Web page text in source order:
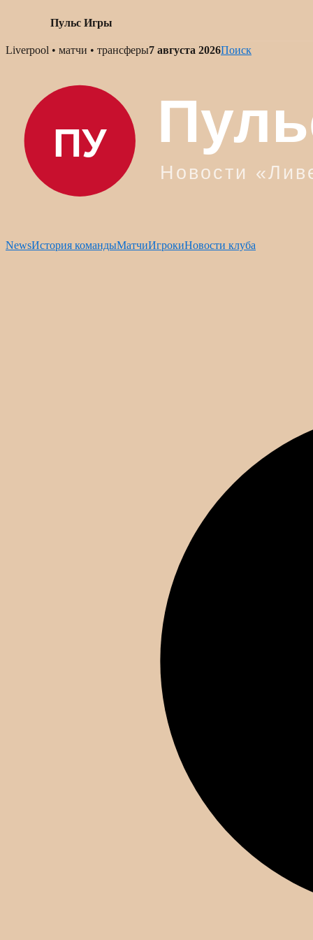
Пульс Игры
Skip
Liverpool • матчи • трансферы7 августа 2026Поиск
NewsИстория командыМатчиИгрокиНовости клуба